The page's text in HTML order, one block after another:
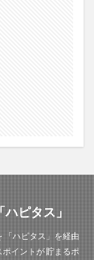
ハピタス」
「ハピタス」を経由
イントが 貯まるポ